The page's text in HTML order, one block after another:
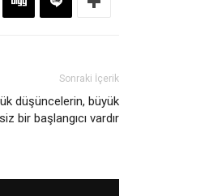
Sonraki İçerik
düşüncelerin, büyük
bir başlangıcı vardır